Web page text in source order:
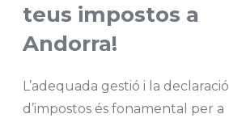
teus impostos a
Andorra!
L’adequada gestió i la declaració
d’impostos és fonamental per a